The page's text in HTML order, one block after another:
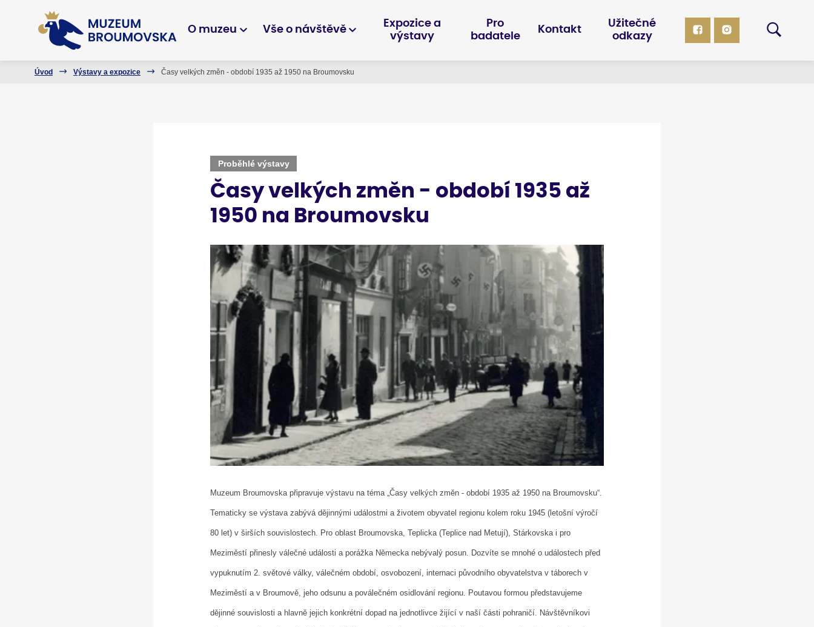
O muzeu Vše o návštěvě
Expozice a
výstavy
Pro
badatele
Kontakt
Užitečné
odkazy
Úvod Výstavy a expozice Časy velkých změn - období 1935 až 1950 na Broumovsku
Proběhlé výstavy
Časy velkých změn - období 1935 až
1950 na Broumovsku
Muzeum Broumovska připravuje výstavu na téma „Časy velkých změn - období 1935 až 1950 na Broumovsku“.
Tematicky se výstava zabývá dějinnými událostmi a životem obyvatel regionu kolem roku 1945 (letošní výročí
80 let) v širších souvislostech. Pro oblast Broumovska, Teplicka (Teplice nad Metují), Stárkovska i pro
Meziměstí přinesly válečné události a porážka Německa nebývalý posun. Dozvíte se mnohé o událostech před
vypuknutím 2. světové války, válečném období, osvobození, internaci původního obyvatelstva v táborech v
Meziměstí a v Broumově, jeho odsunu a poválečném osidlování regionu. Poutavou formou představujeme
dějinné souvislosti a hlavně jejich konkrétní dopad na jednotlivce žijící v naší části pohraničí. Návštěvníkovi